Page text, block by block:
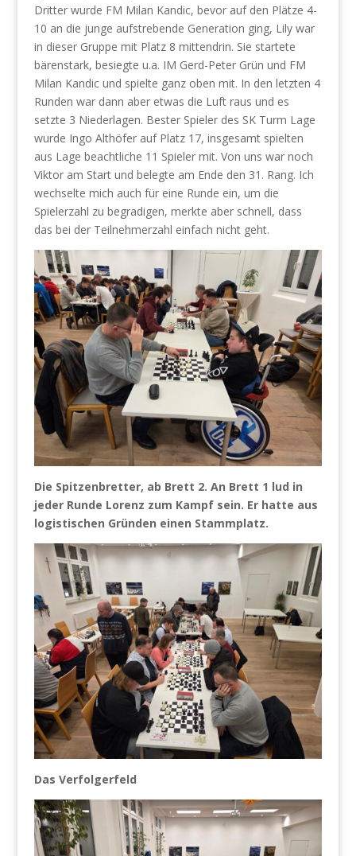
Dritter wurde FM Milan Kandic, bevor auf den Plätze 4-
10 an die junge aufstrebende Generation ging, Lily war
in dieser Gruppe mit Platz 8 mittendrin. Sie startete
bärenstark, besiegte u.a. IM Gerd-Peter Grün und FM
Milan Kandic und spielte ganz oben mit. In den letzten 4
Runden war dann aber etwas die Luft raus und es
setzte 3 Niederlagen. Bester Spieler des SK Turm Lage
wurde Ingo Althöfer auf Platz 17, insgesamt spielten
aus Lage beachtliche 11 Spieler mit. Von uns war noch
Viktor am Start und belegte am Ende den 31. Rang. Ich
wechselte mich auch für eine Runde ein, um die
Spielerzahl zu begradigen, merkte aber schnell, dass
das bei der Teilnehmerzahl einfach nicht geht.
Die Spitzenbretter, ab Brett 2. An Brett 1 lud in
jeder Runde Lorenz zum Kampf sein. Er hatte aus
logistischen Gründen einen Stammplatz.
Das Verfolgerfeld